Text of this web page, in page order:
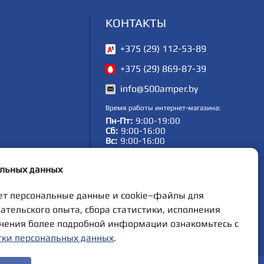
КОНТАКТЫ
+375 (29) 112-53-89
+375 (29) 869-87-39
info@500amper.by
Время работы интернет-магазина:
Пн-Пт: 9:00-19:00
Cб: 9:00-16:00
Вс: 9:00-16:00
данных
персональные данные и cookie–файлы для
опыта, сбора статистики, исполнения
более подробной информации ознакомьтесь с
персональных данных.